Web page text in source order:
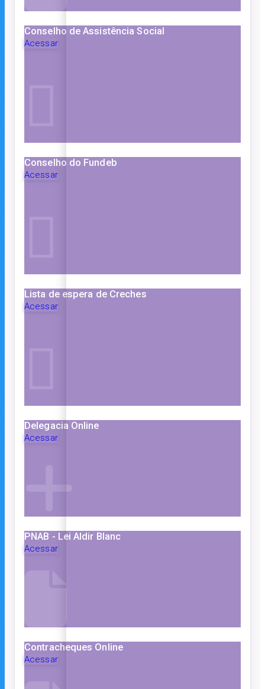
Conselho de Assistência Social
Acessar
Conselho do Fundeb
Acessar
Lista de espera de Creches
Acessar
Delegacia Online
Acessar
PNAB - Lei Aldir Blanc
Acessar
Contracheques Online
Acessar